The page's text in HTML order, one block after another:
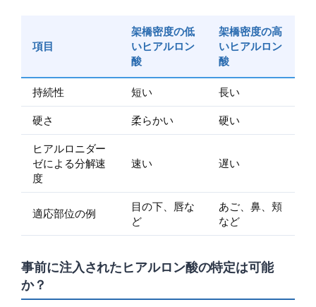
項目
架橋密度の低
いヒアルロン
酸
架橋密度の高
いヒアルロン
酸
持続性 短い
長い
硬さ
柔らかい
硬い
ヒアルロニダー
ゼによる分解速
度
速い 遅い
適応部位の例
目の下、唇な
ど
あご、鼻、頬
など
事前に注入されたヒアルロン酸の特定は可能
か？